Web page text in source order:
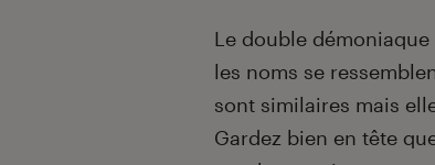
Le double démoniaque
les noms se
sont similaires mais
Gardez bien en tête